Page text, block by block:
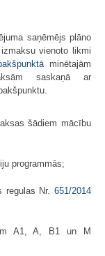
saņēmējs plāno
vienoto likmi
minētajām
saskaņā ar
šādiem mācību
programmās;
regulas Nr. 651/2014
A1, A, B1 un M